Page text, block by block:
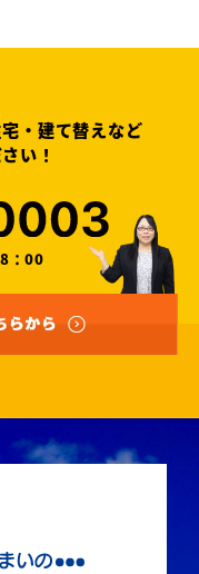
・建て替えなど
い！
：00